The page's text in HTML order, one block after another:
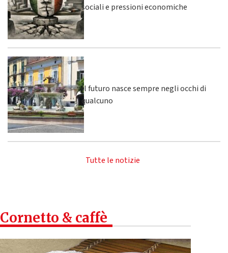
sociali e pressioni economiche
Il futuro nasce sempre negli occhi di
qualcuno
Tutte le notizie
Cornetto & caffè